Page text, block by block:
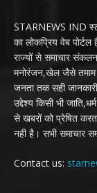
STARNEWS IND
का लोकप्रिय वेब
राज्यों से समाचार
मनोरंजन,खेल जैसे तमाम
जनता तक सही
उद्देश्य किसी भी
से खबरों को प्रेषित
नही है। सभी समाचार
Contact us: